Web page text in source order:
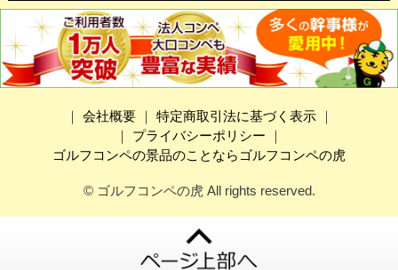
｜ 会社概要｜ 特定商取引法に基づく表示｜
｜ プライバシーポリシー ｜
ゴルフコンペの景品のことならゴルフコンペの虎
© ゴルフコンペの虎 All rights reserved.